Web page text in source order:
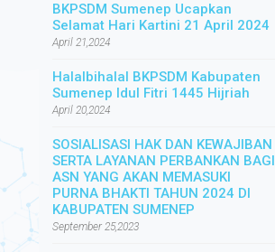
BKPSDM Sumenep Ucapkan
Selamat Hari Kartini 21 April 2024
April 21,2024
Halalbihalal BKPSDM Kabupaten
Sumenep Idul Fitri 1445 Hijriah
April 20,2024
SOSIALISASI HAK DAN KEWAJIBAN
SERTA LAYANAN PERBANKAN BAGI
ASN YANG AKAN MEMASUKI
PURNA BHAKTI TAHUN 2024 DI
KABUPATEN SUMENEP
September 25,2023